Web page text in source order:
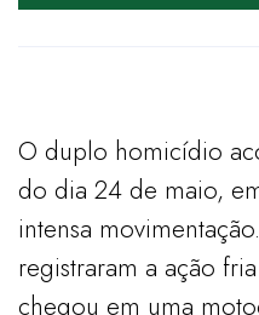
​O duplo homicídio
do dia 24 de maio,
intensa
registraram a ação
chegou em uma